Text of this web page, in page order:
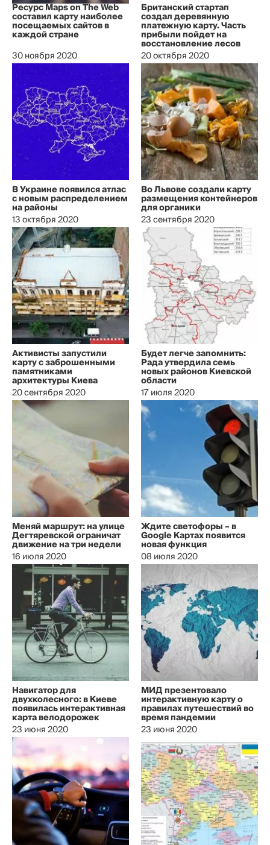
Ресурс Maps on The Web
составил карту наиболее
посещаемых сайтов в
каждой стране
30 ноября 2020
Британский стартап
создал деревянную
платежную карту. Часть
прибыли пойдет на
восстановление лесов
20 октября 2020
В Украине появился атлас
с новым распределением
на районы
13 октября 2020
Во Львове создали карту
размещения контейнеров
для органики
23 сентября 2020
Активисты запустили
карту с заброшенными
памятниками
архитектуры Киева
20 сентября 2020
Будет легче запомнить:
Рада утвердила семь
новых районов Киевской
области
17 июля 2020
Меняй маршрут: на улице
Дегтяревской ограничат
движение на три недели
16 июля 2020
Ждите светофоры – в
Google Картах появится
новая функция
08 июля 2020
Навигатор для
двухколесного: в Киеве
появилась интерактивная
карта велодорожек
23 июня 2020
МИД презентовало
интерактивную карту о
правилах путешествий во
время пандемии
23 июня 2020